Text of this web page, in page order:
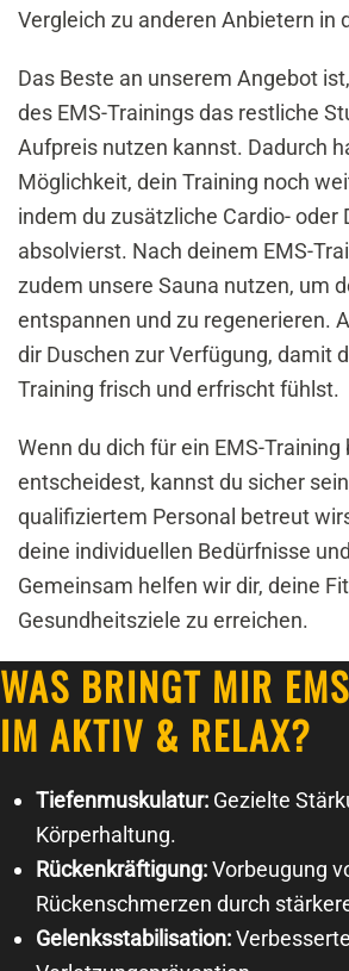
Vergleich zu anderen Anbietern in
Das Beste an unserem Angebot
des EMS-Trainings das restliche
Aufpreis nutzen kannst. Dadurch
Möglichkeit, dein Training noch
indem du zusätzliche Cardio- oder
absolvierst. Nach deinem EMS-
zudem unsere Sauna nutzen, um
entspannen und zu regenerieren.
dir Duschen zur Verfügung, damit
Training frisch und erfrischt fühlst.
Wenn du dich für ein EMS-Training
entscheidest, kannst du sicher
qualifiziertem Personal betreut
deine individuellen Bedürfnisse
Gemeinsam helfen wir dir, deine
Gesundheitsziele zu erreichen.
WAS BRINGT MIR
IM AKTIV & RELAX?
Tiefenmuskulatur: Gezielte
Körperhaltung.
Rückenkräftigung:Vorbeugung
Rückenschmerzen durch
Gelenksstabilisation: